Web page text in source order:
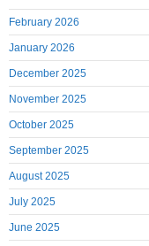
February 2026
January 2026
December 2025
November 2025
October 2025
September 2025
August 2025
July 2025
June 2025